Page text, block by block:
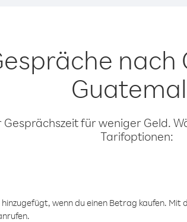
nach
für weniger Geld.
Tarifoptionen:
wenn du einen Betrag kaufen.